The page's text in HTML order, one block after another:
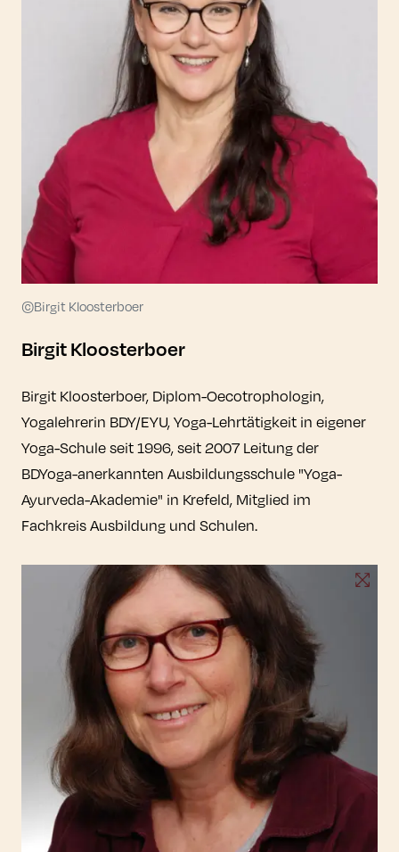
©Birgit Kloosterboer
Birgit Kloosterboer
Birgit Kloosterboer, Diplom-Oecotrophologin,
Yogalehrerin BDY/EYU, Yoga-Lehrtätigkeit in eigener
Yoga-Schule seit 1996, seit 2007 Leitung der
BDYoga-anerkannten Ausbildungsschule "Yoga-
Ayurveda-Akademie" in Krefeld, Mitglied im
Fachkreis Ausbildung und Schulen.